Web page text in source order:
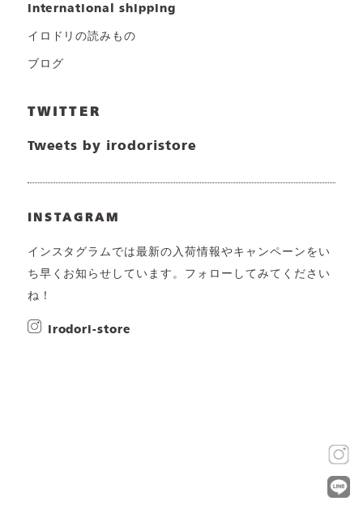
international shipping
イロドリの読みもの
ブログ
TWITTER
Tweets by irodoristore
INSTAGRAM
インスタグラムでは最新の入荷情報やキャンペーンをい
ち早くお知らせしています。フォローしてみてください
ね！
irodori-store